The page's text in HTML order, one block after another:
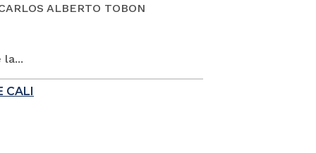
ALBERTO TOBON
la...
CALI